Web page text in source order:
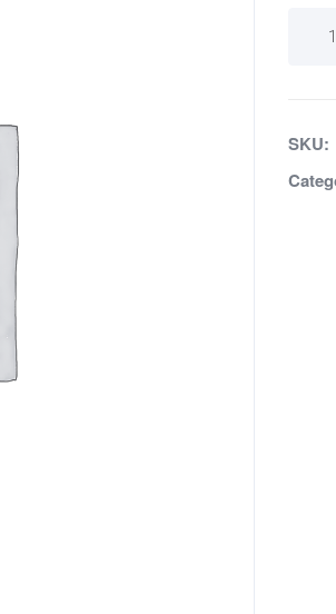
SKU: